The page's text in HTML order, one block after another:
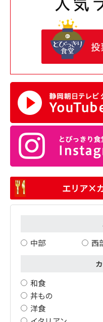
エリア×
中部 西
和食
丼もの
洋食